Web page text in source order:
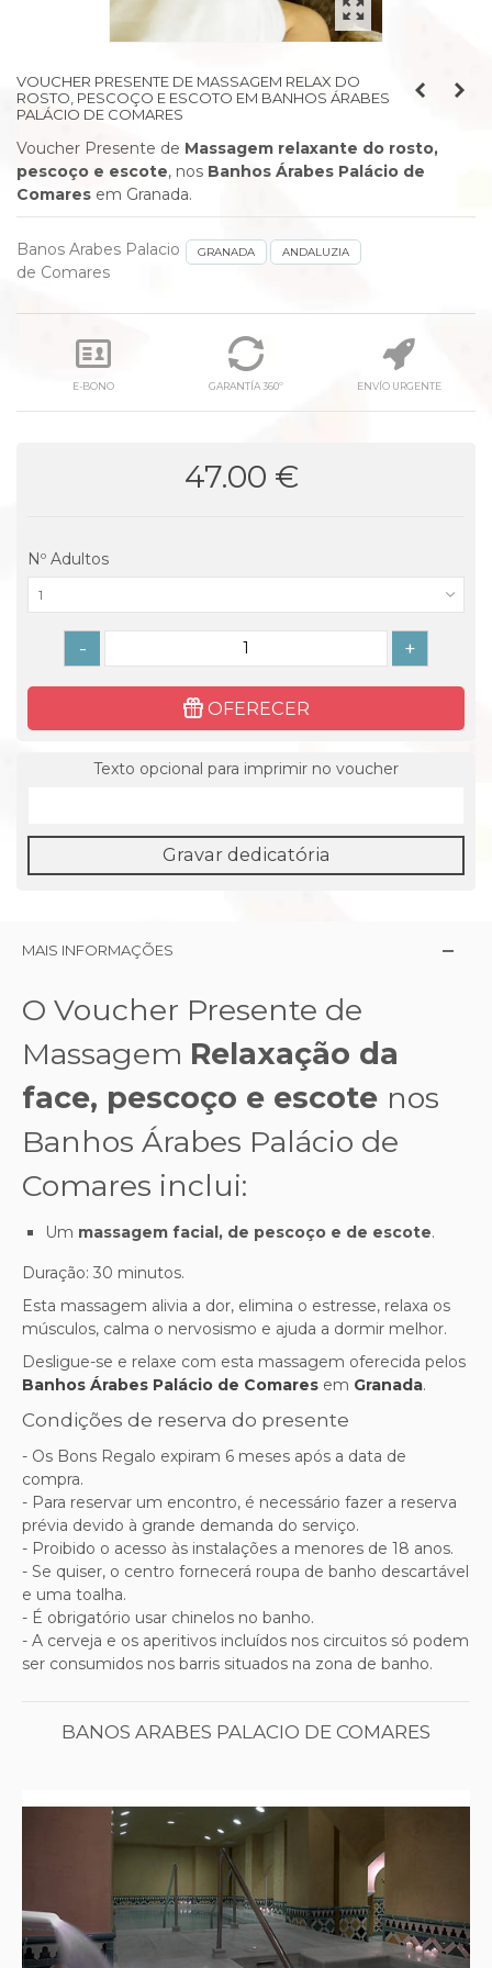
VOUCHER PRESENTE DE MASSAGEM RELAX DO
ROSTO, PESCOÇO E ESCOTO EM BANHOS ÁRABES
PALÁCIO DE COMARES
Voucher Presente de Massagem relaxante do rosto,
pescoço e escote, nos Banhos Árabes Palácio de
Comares em Granada.
Banos Arabes Palacio
de Comares
GRANADA ANDALUZIA
E-BONO GARANTÍA 360º ENVÍO URGENTE
47.00 €
Nº Adultos
1
- +
OFERECER
Texto opcional para imprimir no voucher
Gravar dedicatória
MAIS INFORMAÇÕES
O Voucher Presente de
Massagem Relaxação da
face, pescoço e escote nos
Banhos Árabes Palácio de
Comares inclui:
Um massagem facial, de pescoço e de escote.
Duração: 30 minutos.
Esta massagem alivia a dor, elimina o estresse, relaxa os
músculos, calma o nervosismo e ajuda a dormir melhor.
Desligue-se e relaxe com esta massagem oferecida pelos
Banhos Árabes Palácio de Comares em Granada.
Condições de reserva do presente
- Os Bons Regalo expiram 6 meses após a data de
compra.
- Para reservar um encontro, é necessário fazer a reserva
prévia devido à grande demanda do serviço.
- Proibido o acesso às instalações a menores de 18 anos.
- Se quiser, o centro fornecerá roupa de banho descartável
e uma toalha.
- É obrigatório usar chinelos no banho.
- A cerveja e os aperitivos incluídos nos circuitos só podem
ser consumidos nos barris situados na zona de banho.
BANOS ARABES PALACIO DE COMARES
Previous Next